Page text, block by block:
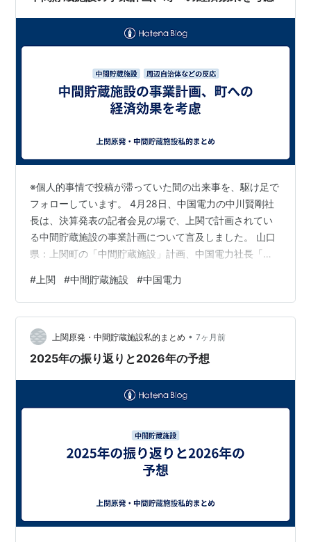
※個人的事情で投稿が滞っていた間の出来事を、駆け足で
フォローしています。 4月28日、中国電力の中川賢剛社
長は、決算発表の記者会見の場で、上関で計画されてい
る中間貯蔵施設の事業計画について言及しました。 山口
県：上関町の「中間貯蔵施設」計画、中国電力社長「で
を考慮 : 読売新聞 読売新聞の報道によると、中川社長の
発言要旨は次の通りです。
# 上関 #中間貯蔵施設 #中国電力
上関原発・中間貯蔵施設私的まとめ • 7ヶ月前
2025年の振り返りと2026年の予想